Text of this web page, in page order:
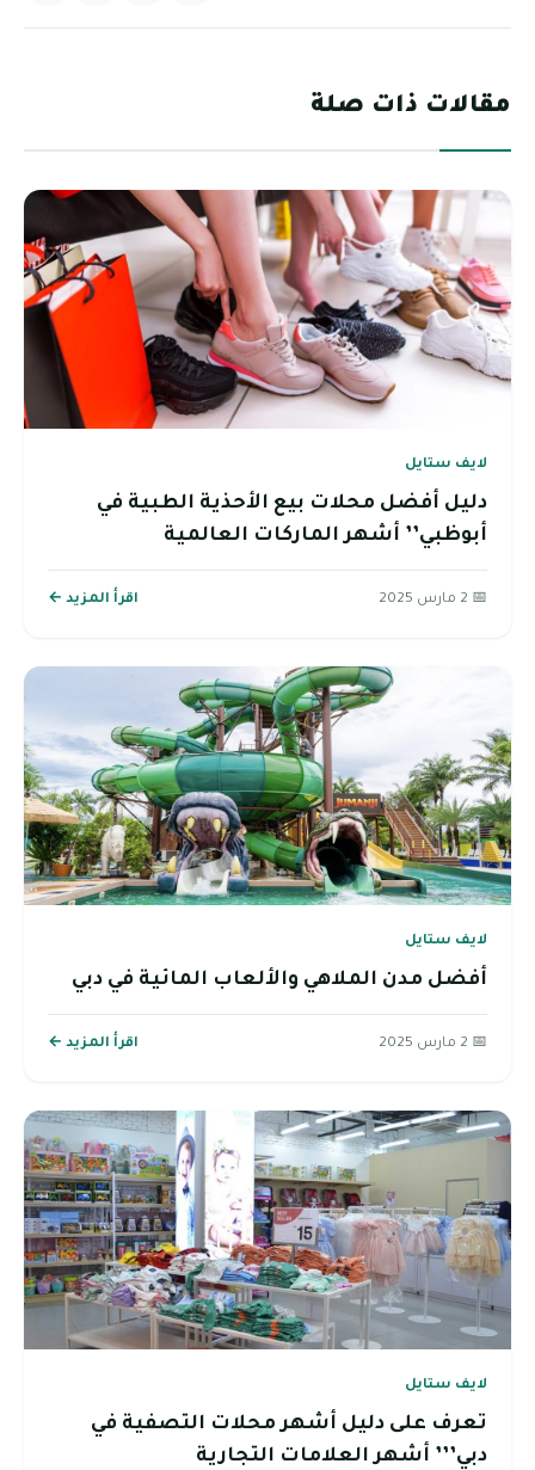
مقالات ذات صلة
لايف ستايل
دليل أفضل محلات بيع الأحذية الطبية في
أبوظبي’’ أشهر الماركات العالمية
📅 2 مارس 2025 اقرأ المزيد ←
لايف ستايل
أفضل مدن الملاهي والألعاب المائية في دبي
📅 2 مارس 2025 اقرأ المزيد ←
لايف ستايل
تعرف على دليل أشهر محلات التصفية في
دبي’’’ أشهر العلامات التجارية